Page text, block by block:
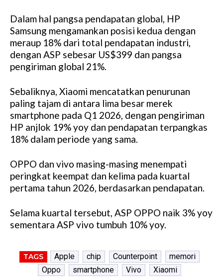
Dalam hal pangsa pendapatan global, HP
Samsung mengamankan posisi kedua dengan
meraup 18% dari total pendapatan industri,
dengan ASP sebesar US$399 dan pangsa
pengiriman global 21%.
Sebaliknya, Xiaomi mencatatkan penurunan
paling tajam di antara lima besar merek
smartphone pada Q1 2026, dengan pengiriman
HP anjlok 19% yoy dan pendapatan terpangkas
18% dalam periode yang sama.
OPPO dan vivo masing-masing menempati
peringkat keempat dan kelima pada kuartal
pertama tahun 2026, berdasarkan pendapatan.
Selama kuartal tersebut, ASP OPPO naik 3% yoy
sementara ASP vivo tumbuh 10% yoy.
TAGS Apple chip Counterpoint
memori
Oppo
smartphone Vivo Xiaomi